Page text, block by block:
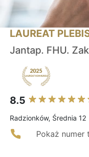
LAUREAT
Jantap. FHU.
8.5
Radzionków, Średnia 12
Pokaż numer